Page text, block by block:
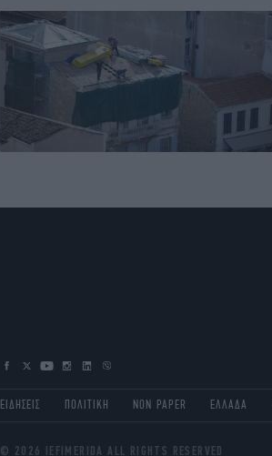
ΕΙΔΗΣΕΙΣ ΠΟΛΙΤΙΚΗ NON PAPER ΕΛΛΑΔΑ
© 2026 IEFIMERIDA ALL RIGHTS RESERVED